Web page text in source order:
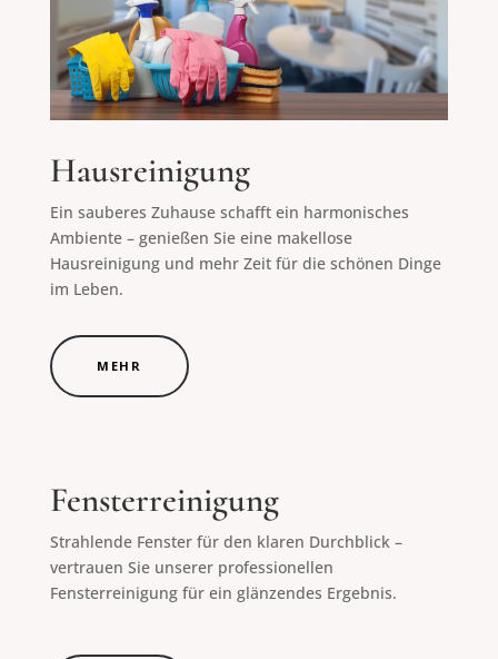
Hausreinigung
Ein sauberes Zuhause schafft ein harmonisches
Ambiente – genießen Sie eine makellose
Hausreinigung und mehr Zeit für die schönen Dinge
im Leben.
MEHR
Fensterreinigung
Strahlende Fenster für den klaren Durchblick –
vertrauen Sie unserer professionellen
Fensterreinigung für ein glänzendes Ergebnis.